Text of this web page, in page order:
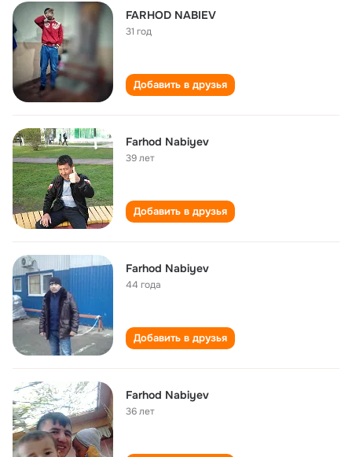
FARHOD NABIEV
31 год
Добавить в друзья
Farhod Nabiyev
39 лет
Добавить в друзья
Farhod Nabiyev
44 года
Добавить в друзья
Farhod Nabiyev
36 лет